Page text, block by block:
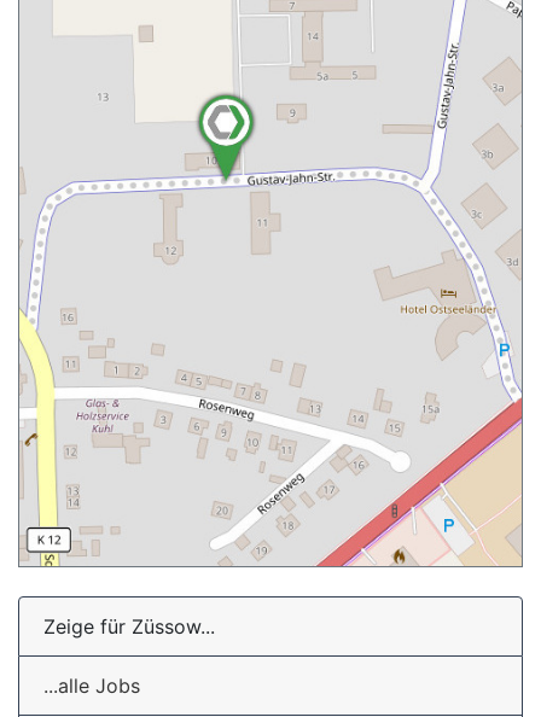
Zeige für Züssow...
...alle Jobs